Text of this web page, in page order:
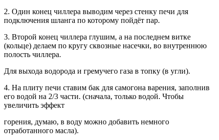
2. Один конец чиллера выводим через стенку печи для
подключения шланга по которому пойдёт пар.
3. Второй конец чиллера глушим, а на последнем витке
(кольце) делаем по кругу сквозные насечки, во внутреннюю
полость чиллера.
Для выхода водорода и гремучего газа в топку (в угли).
4. На плиту печи ставим бак для самогона варения, заполнив
его водой на 2/3 части. (сначала, только водой. Чтобы
увеличить эффект
горения, думаю, в воду можно добавить немного
отработанного масла).